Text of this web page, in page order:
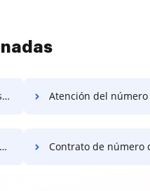
Atención del número de
Contrato de número de